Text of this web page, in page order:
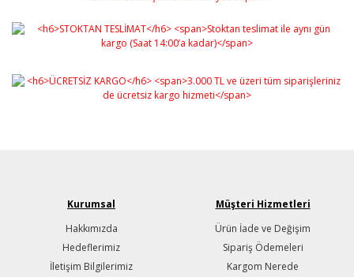
Kurumsal
Hakkımızda
Hedeflerimiz
İletişim Bilgilerimiz
Müşteri Hizmetleri
Ürün İade ve Değişim
Sipariş Ödemeleri
Kargom Nerede